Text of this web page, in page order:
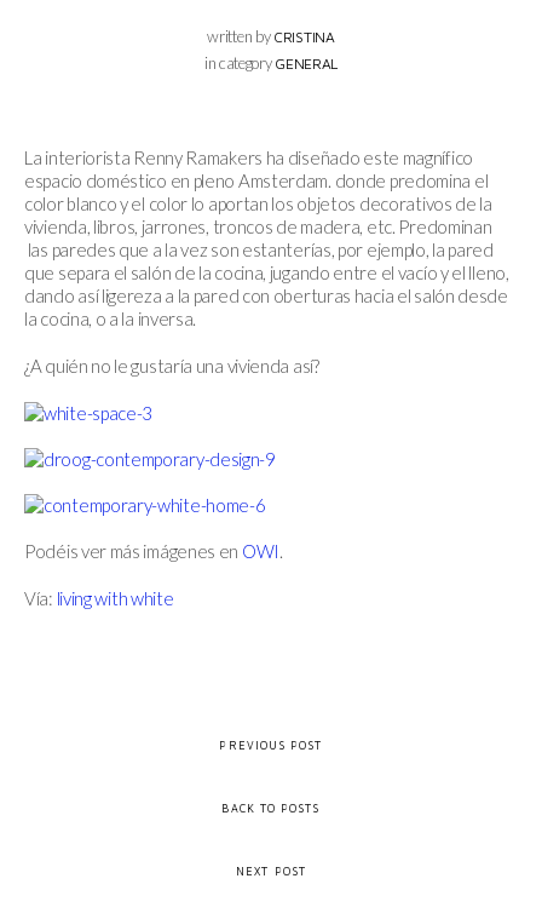
written by CRISTINA
in category GENERAL
La interiorista Renny Ramakers ha diseñado este magnífico
espacio doméstico en pleno Amsterdam. donde predomina el
color blanco y el color lo aportan los objetos decorativos de la
vivienda, libros, jarrones, troncos de madera, etc. Predominan
las paredes que a la vez son estanterías, por ejemplo, la pared
que separa el salón de la cocina, jugando entre el vacío y el lleno,
dando así ligereza a la pared con oberturas hacia el salón desde
la cocina, o a la inversa.
¿A quién no le gustaría una vivienda así?
Podéis ver más imágenes en OWI.
Vía: living with white
PREVIOUS POST
BACK TO POSTS
NEXT POST